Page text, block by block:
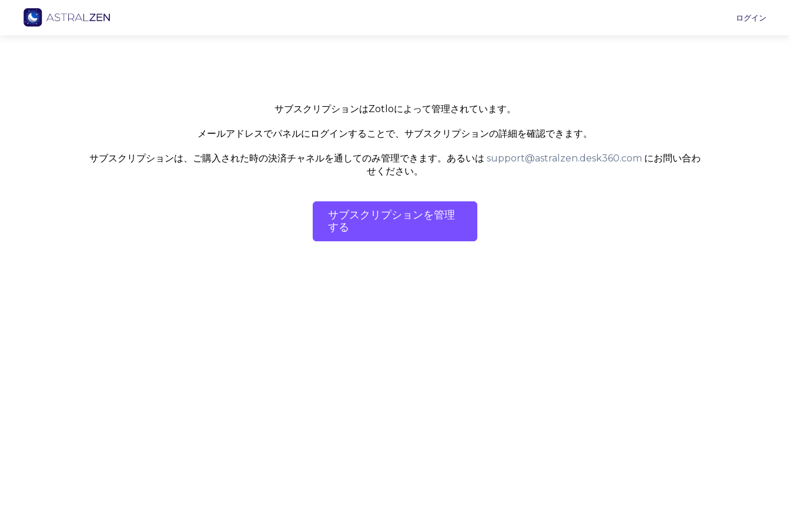
ログイン
サブスクリプションはZotloによって管理されています。
メールアドレスでパネルにログインすることで、サブスクリプションの詳細を確認できます。
サブスクリプションは、ご購入された時の決済チャネルを通してのみ管理できます。あるいは support@astralzen.desk360.com にお問い合わ
せください。
サブスクリプションを管理
する